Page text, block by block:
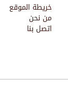
خريطة الموقع
من نحن
اتصل بنا